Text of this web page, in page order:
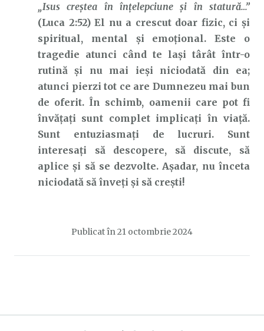
„Isus creştea în înţelepciune și în statură…”
(Luca 2:52) El nu a crescut doar fizic, ci și
spiritual, mental și emoțional. Este o
tragedie atunci când te lași târât într-o
rutină și nu mai ieși niciodată din ea;
atunci pierzi tot ce are Dumnezeu mai bun
de oferit. În schimb, oamenii care pot fi
învățați sunt complet implicați în viață.
Sunt entuziasmați de lucruri. Sunt
interesați să descopere, să discute, să
aplice și să se dezvolte. Așadar, nu înceta
niciodată să înveți și să crești!
Publicat în 21 octombrie 2024